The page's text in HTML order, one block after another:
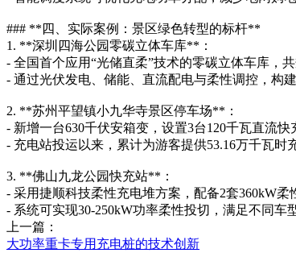
### **四、实际案例：景区绿色转型的标杆**
1. **深圳四海公园零碳立体车库**：
- 全国首个应用“光储直柔”技术的零碳立体车库，
- 通过光伏发电、储能、直流配电与柔性调控，构
2. **苏州平望镇小九华寺景区停车场**：
- 新增一台630千伏安箱变，设置3台120千瓦直流
- 充电站投运以来，累计为游客提供53.16万千瓦
3. **佛山九龙公园快充站**：
- 采用捷顺科技柔性充电堆方案，配备2套360kW柔
- 系统可实现30-250kW功率柔性投切，满足不同
上一篇：
大功率重卡专用充电桩的技术创新